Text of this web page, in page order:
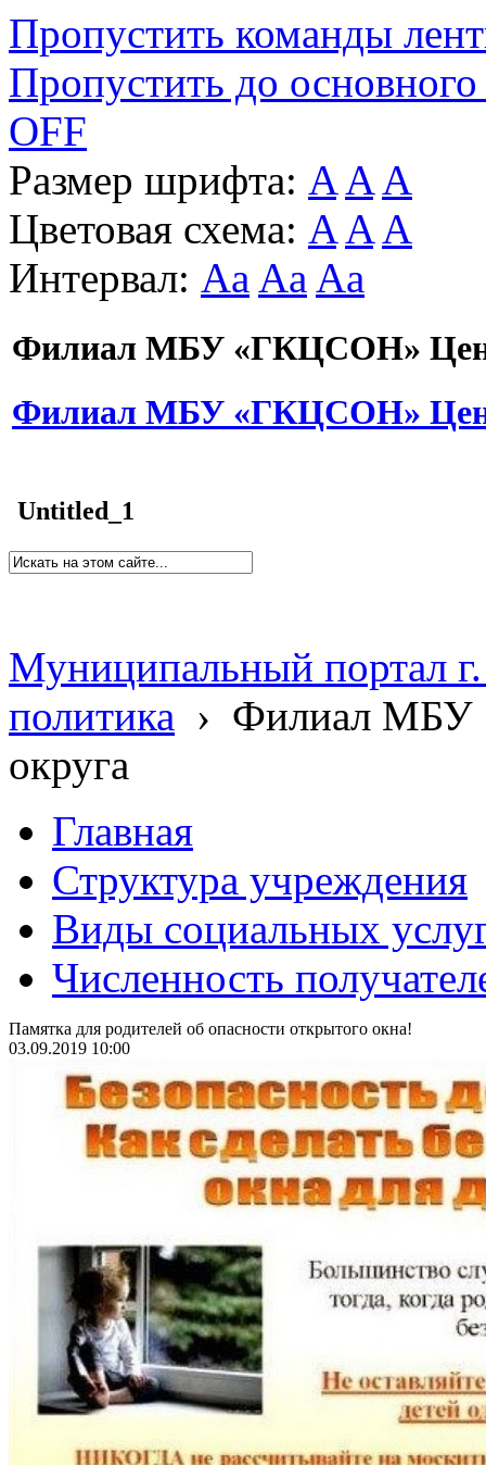
Пропустить команды
Пропустить до основного
OFF
Размер шрифта: A A A
Цветовая схема: A A A
Интервал: Aa Aa Aa
Филиал МБУ «ГКЦСОН»
Филиал МБУ «ГКЦСОН»
Untitled_1
Муниципальный портал
политика › Филиал МБУ
округа
Главная
Структура учреждения
Виды социальных
Численность
Памятка для родителей об опасности открытого окна!
03.09.2019 10:00